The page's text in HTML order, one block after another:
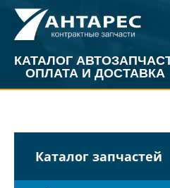
КАТАЛОГ
ОПЛАТА И ДОСТАВКА
Каталог запчастей